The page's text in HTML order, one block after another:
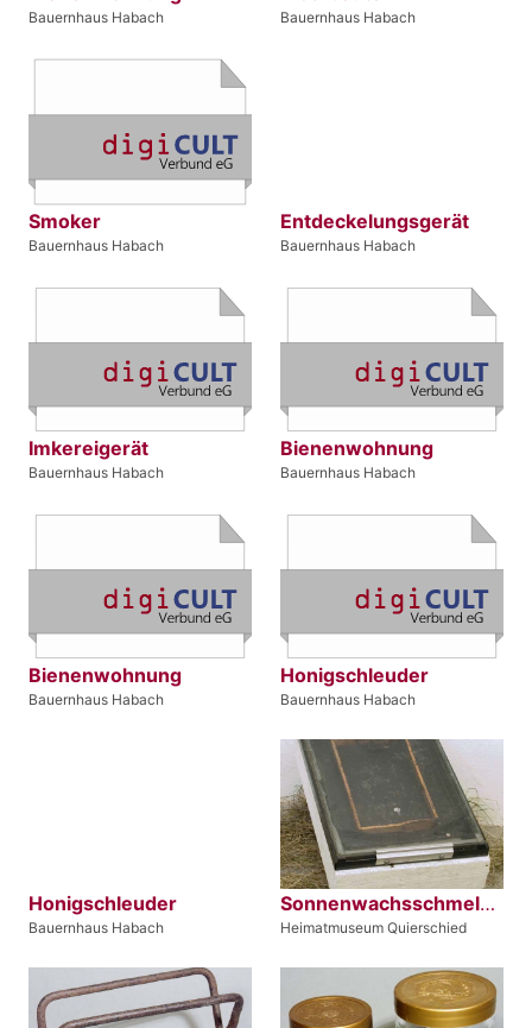
Bauernhaus Habach Bauernhaus Habach
Smoker
Bauernhaus Habach
Entdeckelungsgerät
Bauernhaus Habach
Imkereigerät
Bauernhaus Habach
Bienenwohnung
Bauernhaus Habach
Bienenwohnung
Bauernhaus Habach
Honigschleuder
Bauernhaus Habach
Honigschleuder
Bauernhaus Habach
Sonnenwachsschmelzer
Heimatmuseum Quierschied